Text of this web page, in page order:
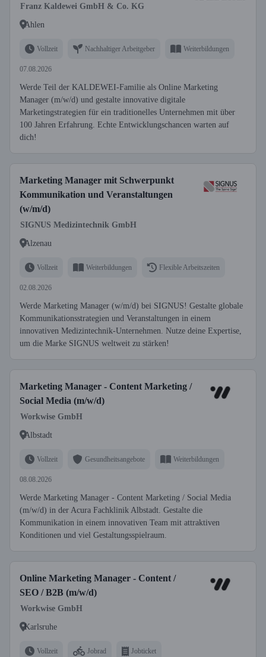
Franz Kaldewei GmbH & Co. KG
Ahlen
Vollzeit Nachhaltiger Arbeitgeber Weiterbildungen
07.08.2026
Werde Teil der KALDEWEI-Familie als Online Marketing
Manager (m/w/d) und gestalte innovative digitale
Marketingstrategien für ein traditionelles Unternehmen mit über
100 Jahren Erfahrung. Echte Entwicklungschancen warten auf
dich!
Marketing Manager mit Schwerpunkt
Kommunikation und Veranstaltungen
(w/m/d)
SIGNUS Medizintechnik GmbH
Alzenau
Vollzeit Weiterbildungen Flexible Arbeitszeiten
02.08.2026
Werde Marketing Manager (w/m/d) bei SIGNUS! Gestalte globale
Kommunikationsstrategien und Veranstaltungen in einem
innovativen Medizintechnik-Unternehmen. Nutze deine Expertise,
um die Marke SIGNUS weltweit zu stärken!
Marketing Manager - Content Marketing /
Social Media (m/w/d)
Workwise GmbH
Albstadt
Vollzeit Gesundheitsangebote Weiterbildungen
08.08.2026
Werde Marketing Manager - Content Marketing / Social Media
(m/w/d) in der Acura Fachklinik Albstadt. Gestalte die
Kommunikation in einem innovativen Team mit attraktiven
Konditionen und viel Gestaltungsspielraum.
Online Marketing Manager - Content /
SEO / B2B (m/w/d)
Workwise GmbH
Karlsruhe
Vollzeit Jobrad Jobticket